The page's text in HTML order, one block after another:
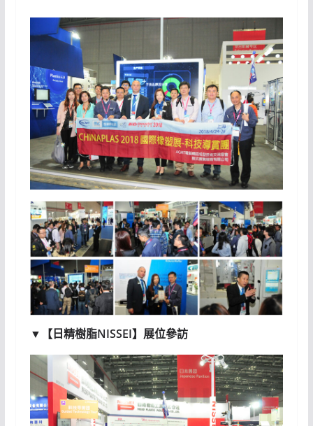
▼【日精樹脂NISSEI】展位參訪